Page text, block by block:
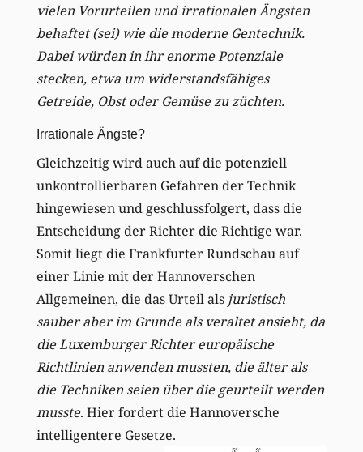
vielen Vorurteilen und irrationalen Ängsten
behaftet (sei) wie die moderne Gentechnik.
Dabei würden in ihr enorme Potenziale
stecken, etwa um widerstandsfähiges
Getreide, Obst oder Gemüse zu züchten.
Irrationale Ängste?
Gleichzeitig wird auch auf die potenziell
unkontrollierbaren Gefahren der Technik
hingewiesen und geschlussfolgert, dass die
Entscheidung der Richter die Richtige war.
Somit liegt die Frankfurter Rundschau auf
einer Linie mit der Hannoverschen
Allgemeinen, die das Urteil als juristisch
sauber aber im Grunde als veraltet ansieht, da
die Luxemburger Richter europäische
Richtlinien anwenden mussten, die älter als
die Techniken seien über die geurteilt werden
musste. Hier fordert die Hannoversche
intelligentere Gesetze.